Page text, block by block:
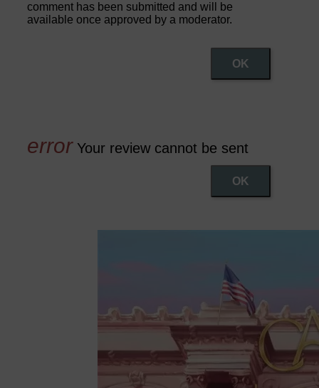
comment has been submitted and will be
available once approved by a moderator.
OK
Your review cannot be sent
OK